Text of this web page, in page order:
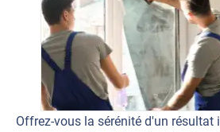
Offrez-vous la sérénité d'un résultat